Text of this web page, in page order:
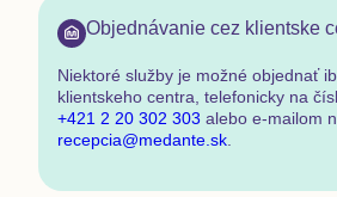
Objednávanie cez klientske
Niektoré služby je možné objednať
klientskeho centra telefonicky na
+421 2 20 302 303 alebo e-mailom
recepcia@medante.sk